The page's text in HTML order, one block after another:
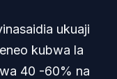
ukuaji
kubwa la
40 -60% na